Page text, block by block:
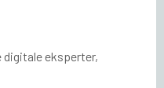
digitale eksperter,